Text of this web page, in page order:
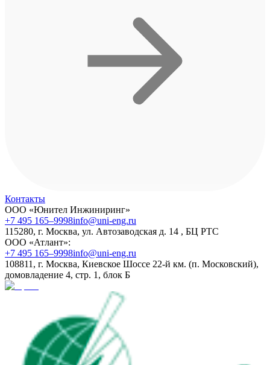
Контакты
ООО «Юнител Инжиниринг»
+7 495 165–9998info@uni-eng.ru
115280, г. Москва, ул. Автозаводская д. 14 , БЦ РТС
ООО «Атлант»:
+7 495 165–9998info@uni-eng.ru
108811, г. Москва, Киевское Шоссе 22-й км. (п. Московский),
домовладение 4, стр. 1, блок Б